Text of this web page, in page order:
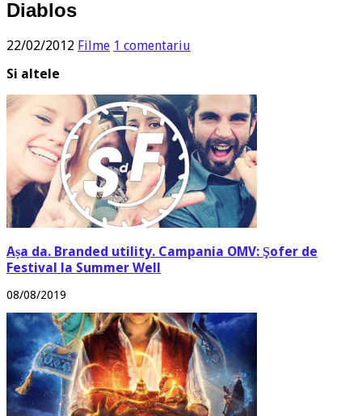
Diablos
22/02/2012 Filme 1 comentariu
Si altele
Așa da. Branded utility. Campania OMV: Şofer de
Festival la Summer Well
08/08/2019